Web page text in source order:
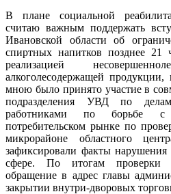
В плане социальной
считаю важным поддержать
Ивановской области об
спиртных напитков позднее 21
реализацией
алкоголесодержащей продукции,
мною было принято участие в
подразделения УВД по
работниками по борьбе с
потребительском рынке по
микрорайоне областного
зафиксировали факты нарушения
сфере. По итогам проверки
обращение в адрес главы
закрытии внутри-дворовых